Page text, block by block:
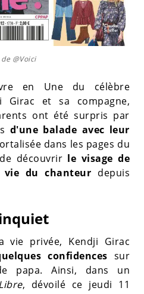
@Voici
en Une du célèbre
Girac et sa compagne,
ont été surpris par
d'une balade avec leur
dans les pages du
découvrir le visage de
du chanteur depuis
vie privée, Kendji Girac
confidences sur
papa. Ainsi, dans un
, dévoilé ce jeudi 11